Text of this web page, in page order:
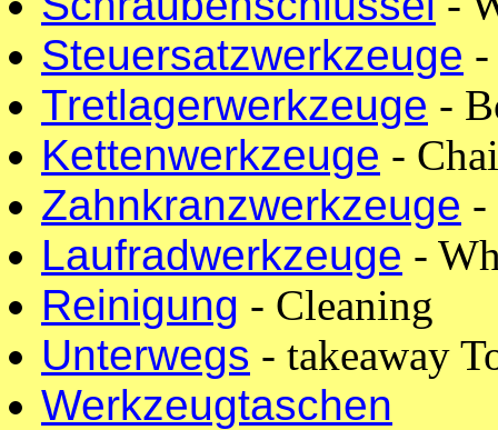
Steuersatzwerkzeuge -
Tretlagerwerkzeuge -
Kettenwerkzeuge -
Zahnkranzwerkzeuge -
Laufradwerkzeuge -
Reinigung - Cleaning
Unterwegs - takeaway
Werkzeugtaschen